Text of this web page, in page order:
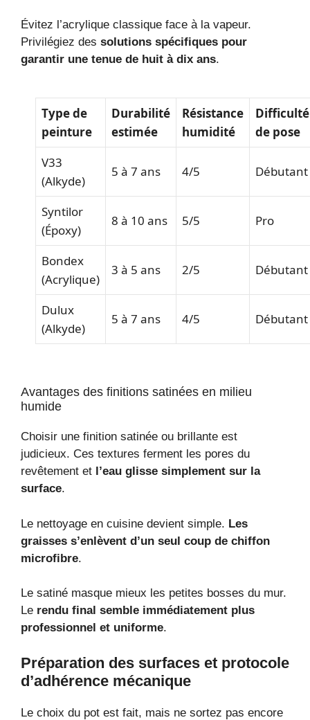
Évitez l’acrylique classique face à la vapeur.
Privilégiez des solutions spécifiques pour
garantir une tenue de huit à dix ans.
Type de
peinture
Durabilité
estimée
Résistance
humidité
Difficulté
de pose
V33
(Alkyde)
5 à 7 ans 4/5 Débutant
Syntilor
(Époxy)
8 à 10 ans 5/5 Pro
Bondex
(Acrylique)
3 à 5 ans 2/5 Débutant
Dulux
(Alkyde)
5 à 7 ans 4/5 Débutant
Avantages des finitions satinées en milieu
humide
Choisir une finition satinée ou brillante est
judicieux. Ces textures ferment les pores du
revêtement et l’eau glisse simplement sur la
surface.
Le nettoyage en cuisine devient simple. Les
graisses s’enlèvent d’un seul coup de chiffon
microfibre.
Le satiné masque mieux les petites bosses du mur.
Le rendu final semble immédiatement plus
professionnel et uniforme.
Préparation des surfaces et protocole
d’adhérence mécanique
Le choix du pot est fait, mais ne sortez pas encore